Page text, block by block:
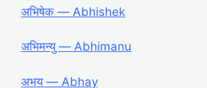
अभिषेक ― Abhishek
अभिमन्यु ― Abhimanu
अभय ― Abhay